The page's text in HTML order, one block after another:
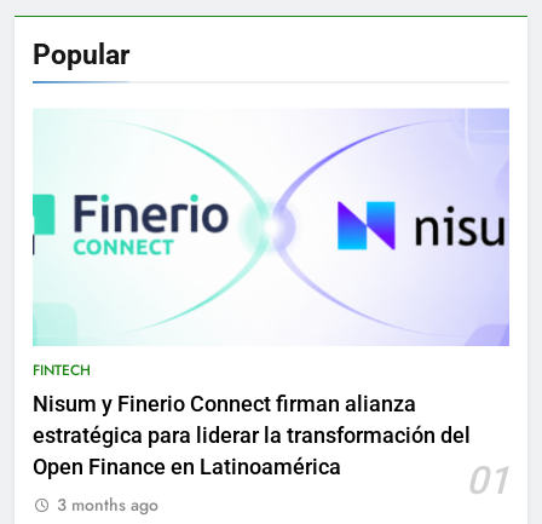
Popular
FINTECH
Nisum y Finerio Connect firman alianza
estratégica para liderar la transformación del
Open Finance en Latinoamérica
01
3 months ago